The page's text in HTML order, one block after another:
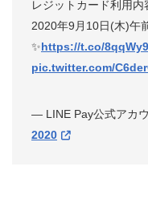
レジットカード利用
2020年9月10日(木)午
✨https://t.co/
pic.twitter.com/
— LINE Pay公式アカ
2020